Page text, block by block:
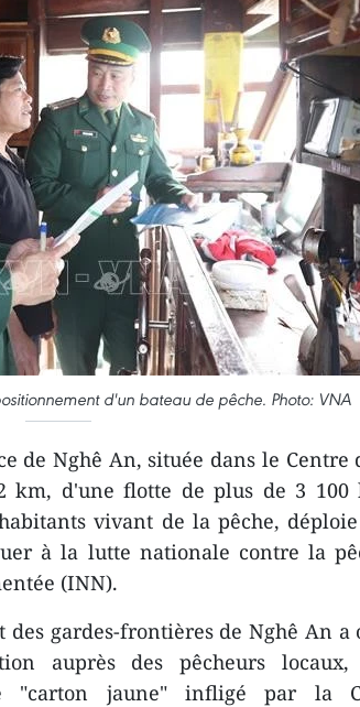
d'un bateau de pêche. Photo: VNA
de Nghê An, située dans le Centre
km, d'une flotte de plus de 3 100
vivant de la pêche,
à la lutte nationale contre la
(INN).
gardes-frontières de Nghê An a
auprès des pêcheurs locaux,
jaune" infligé par la